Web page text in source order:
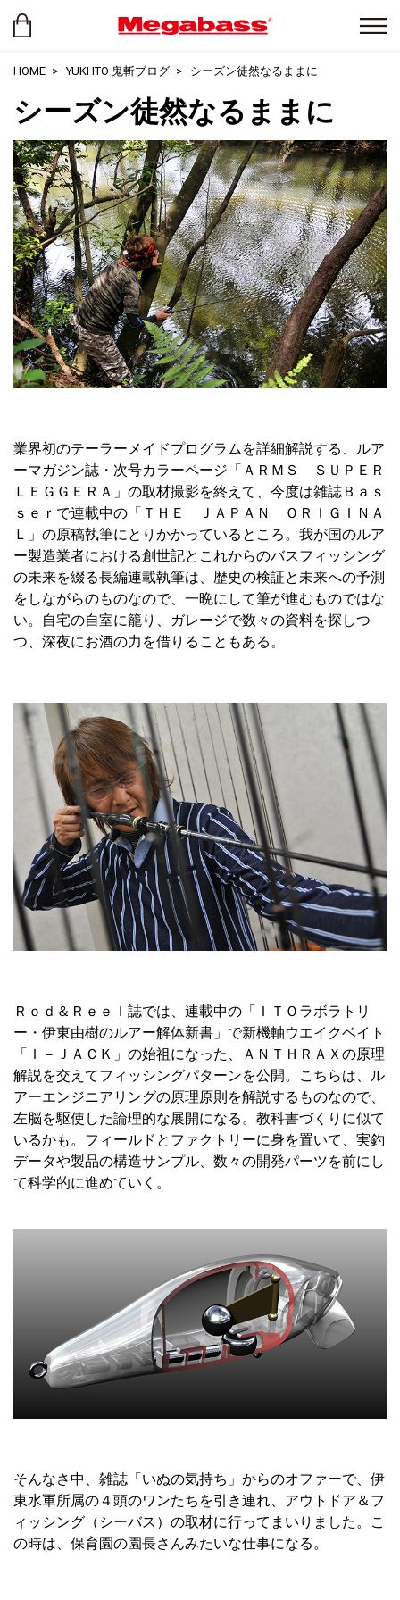
HOME YUKI ITO 鬼斬ブログ シーズン徒然なるままに
シーズン徒然なるままに
業界初のテーラーメイドプログラムを詳細解説する、ルア
ーマガジン誌・次号カラーページ「ＡＲＭＳ ＳＵＰＥＲ
ＬＥＧＧＥＲＡ」の取材撮影を終えて、今度は雑誌Ｂａｓ
ｓｅｒで連載中の「ＴＨＥ ＪＡＰＡＮ ＯＲＩＧＩＮＡ
Ｌ」の原稿執筆にとりかかっているところ。我が国のルア
ー製造業者における創世記とこれからのバスフィッシング
の未来を綴る長編連載執筆は、歴史の検証と未来への予測
をしながらのものなので、一晩にして筆が進むものではな
い。自宅の自室に籠り、ガレージで数々の資料を探しつ
つ、深夜にお酒の力を借りることもある。
Ｒｏｄ＆Ｒｅｅｌ誌では、連載中の「ＩＴＯラボラトリ
ー・伊東由樹のルアー解体新書」で新機軸ウエイクベイト
「Ｉ－ＪＡＣＫ」の始祖になった、ＡＮＴＨＲＡＸの原理
解説を交えてフィッシングパターンを公開。こちらは、ル
アーエンジニアリングの原理原則を解説するものなので、
左脳を駆使した論理的な展開になる。教科書づくりに似て
いるかも。フィールドとファクトリーに身を置いて、実釣
データや製品の構造サンプル、数々の開発パーツを前にし
て科学的に進めていく。
そんなさ中、雑誌「いぬの気持ち」からのオファーで、伊
東水軍所属の４頭のワンたちを引き連れ、アウトドア＆フ
ィッシング（シーバス）の取材に行ってまいりました。こ
の時は、保育園の園長さんみたいな仕事になる。